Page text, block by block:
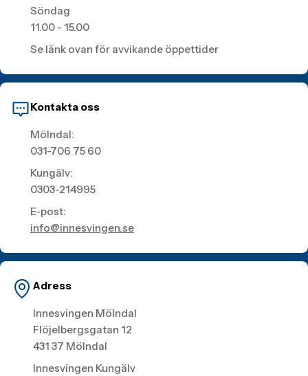
Söndag
11.00 - 15.00
Se länk ovan för avvikande öppettider
Kontakta oss
Mölndal:
031-706 75 60
Kungälv:
0303-214995
E-post:
info@innesvingen.se
Adress
Innesvingen Mölndal
Flöjelbergsgatan 12
431 37 Mölndal
Innesvingen Kungälv